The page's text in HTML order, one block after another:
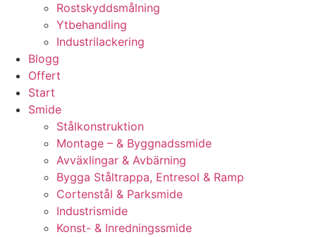
Rostskyddsmålning
Ytbehandling
Industrilackering
Blogg
Offert
Start
Smide
Stålkonstruktion
Montage – & Byggnadssmide
Avväxlingar & Avbärning
Bygga Ståltrappa, Entresol & Ramp
Cortenstål & Parksmide
Industrismide
Konst- & Inredningssmide